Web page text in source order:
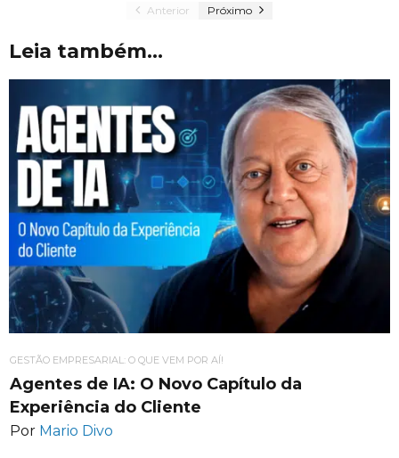
Anterior Próximo
Leia também...
GESTÃO EMPRESARIAL: O QUE VEM POR AÍ!
Agentes de IA: O Novo Capítulo da
Experiência do Cliente
Por Mario Divo